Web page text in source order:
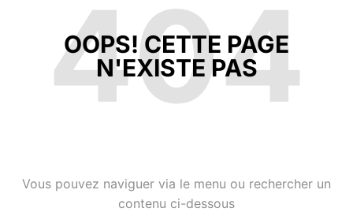
404
OOPS! CETTE PAGE
N'EXISTE PAS
Vous pouvez naviguer via le menu ou rechercher un
contenu ci-dessous